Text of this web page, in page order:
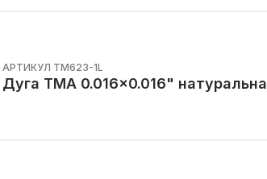
АРТИКУЛ TM623-1L
Дуга TMA 0.016x0.016"